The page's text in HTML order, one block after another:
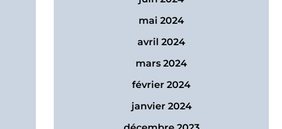
mai 2024
avril 2024
mars 2024
février 2024
janvier 2024